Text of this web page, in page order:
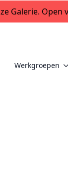
Galerie. Open
Werkgroepen